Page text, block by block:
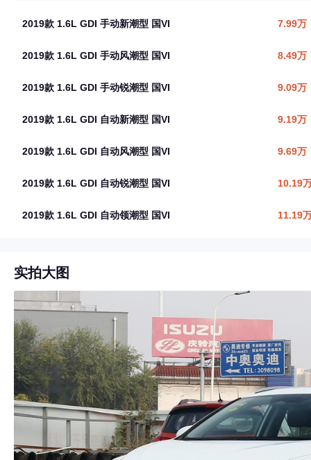
2019款 1.6L GDI 手动新潮型 国VI 7.99万
2019款 1.6L GDI 手动风潮型 国VI 8.49万
2019款 1.6L GDI 手动锐潮型 国VI 9.09万
2019款 1.6L GDI 自动新潮型 国VI 9.19万
2019款 1.6L GDI 自动风潮型 国VI 9.69万
2019款 1.6L GDI 自动锐潮型 国VI 10.19
2019款 1.6L GDI 自动领潮型 国VI 11.19
实拍大图